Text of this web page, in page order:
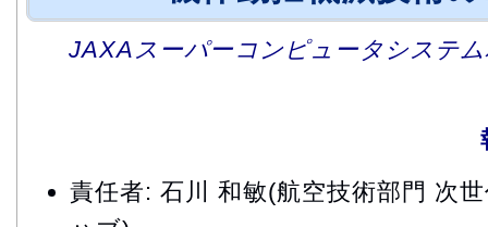
JAXAスーパーコンピュータシステ
責任者: 石川 和敏(航空技術部門 次